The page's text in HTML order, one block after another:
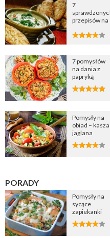
7
sprawdzonych
przepisów na
cebulową
7 pomysłów
na dania z
papryką
Pomysły na
obiad – kasza
jaglana
PORADY
Pomysły na
sycące
zapiekanki